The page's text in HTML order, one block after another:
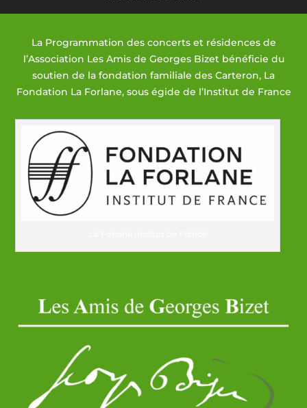
La Programmation des concerts et résidences de
l’Association Les Amis de Georges Bizet bénéficie du
soutien de la fondation familiale des Carteron, La
Fondation La Forlane, sous égide de l’Institut de France